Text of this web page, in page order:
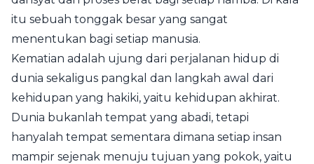
itu sebuah tonggak besar yang sangat
menentukan bagi setiap manusia.
Kematian adalah ujung dari perjalanan hidup di
dunia sekaligus pangkal dan langkah awal dari
kehidupan yang hakiki, yaitu kehidupan akhirat.
Dunia bukanlah tempat yang abadi, tetapi
hanyalah tempat sementara dimana setiap insan
mampir sejenak menuju tujuan yang pokok, yaitu